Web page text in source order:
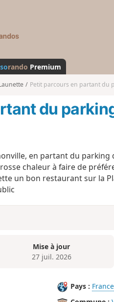
s
a
n
d
rando Premium
Petit parcours en partant du
du
en partant du parking
chaleur à faire de
un bon restaurant sur la
Mise à jour
27 juil. 2026
Pays : France